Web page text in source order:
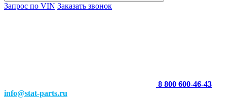
Запрос по VIN Заказать звонок
8 800 600-46-43
info@stat-parts.ru